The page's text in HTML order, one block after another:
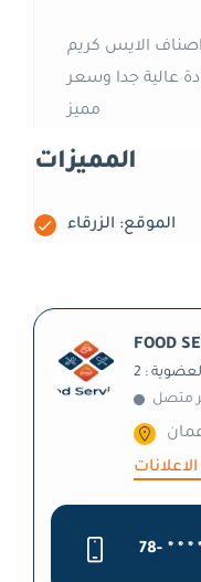
الايس كريم
عالية جدا وسعر
المميزات
الموقع: الزرقاء
FOOD
متصل
78- * * *